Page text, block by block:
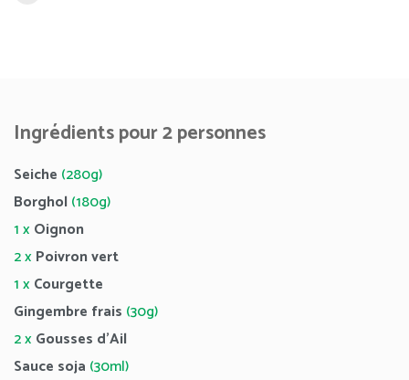
Ingrédients pour 2 personnes
Seiche (280g)
Borghol(180g)
1 xOignon
2 xPoivron vert
1 xCourgette
Gingembre frais (30g)
2 xGousses d’Ail
Sauce soja (30ml)